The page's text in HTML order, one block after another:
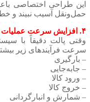
این طراحی اختصاصی
حمل‌ونقل آسیب نبیند و
۴. افزایش سرعت عملیات انبارداری
وقتی پالت دقیقاً با
سرعت فرآیندهای زیر
– بارگیری
– جابه‌جایی
– ورود کالا
– خروج کالا
– شمارش و انبارگردانی